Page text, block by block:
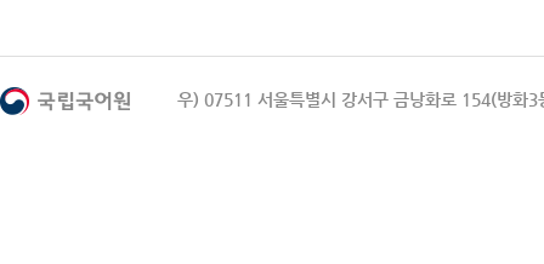
우) 07511 서울특별시 강서구 금낭화로 154(방화3